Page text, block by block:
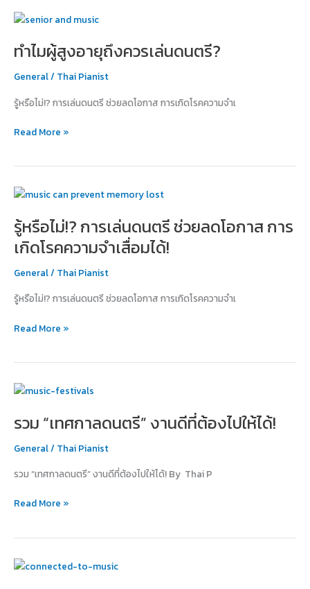
ทำไมผู้สูงอายุถึงควรเล่นดนตรี?
General/ Thai Pianist
รู้หรือไม่!? การเล่นดนตรี ช่วยลดโอกาส การเกิดโรคความจำเ
ทำไม
สูง
ถึง
เล่น
Read More »
รู้หรือไม่!? การเล่นดนตรี ช่วยลดโอกาส การ
เกิดโรคความจำเสื่อมได้!
General/ Thai Pianist
รู้หรือไม่!? การเล่นดนตรี ช่วยลดโอกาส การเกิดโรคความจำเ
รู้
ไม่!?
การ
เล่น
ดนตรี
ลด
การ
โรค
จำ
ได้!
Read More »
รวม “เทศกาลดนตรี” งานดีที่ต้องไปให้ได้!
General/ Thai Pianist
รวม “เทศกาลดนตรี” งานดีที่ต้องไปให้ได้! By Thai P
รวม
ดนตรี”
ดี
ต้อง
ให้
Read More »
ทำไม